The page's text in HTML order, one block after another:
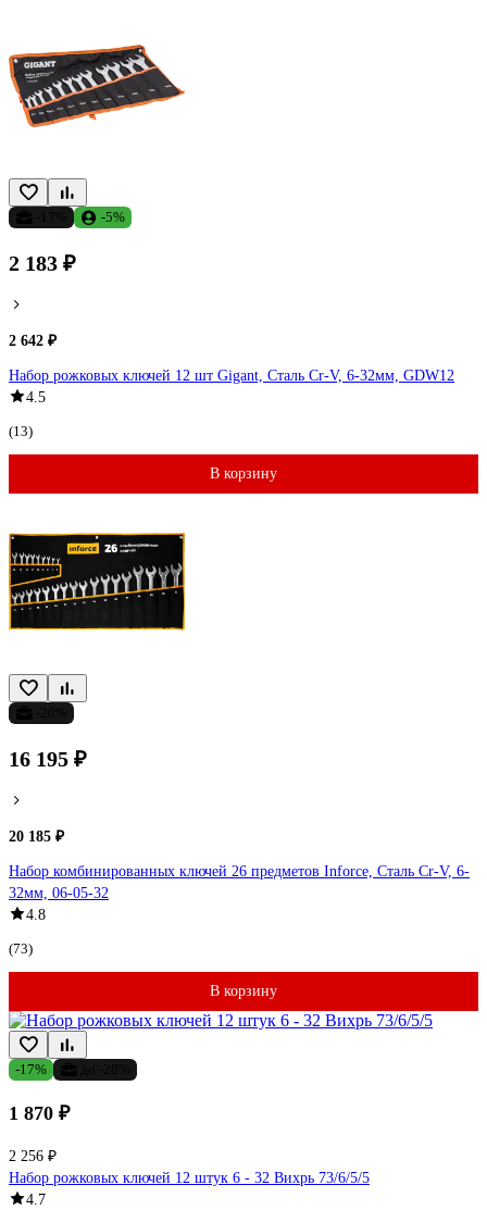
-5%
2 183 ₽
2 642 ₽
Набор рожковых ключей 12 шт Gigant, Сталь Cr-V, 6-32мм, GDW12
4.5
(13)
В корзину
16 195 ₽
20 185 ₽
Набор комбинированных ключей 26 предметов Inforce, Сталь Cr-V, 6-
32мм, 06-05-32
4.8
(73)
В корзину
-17%
1 870 ₽
2 256 ₽
Набор рожковых ключей 12 штук 6 - 32 Вихрь 73/6/5/5
4.7